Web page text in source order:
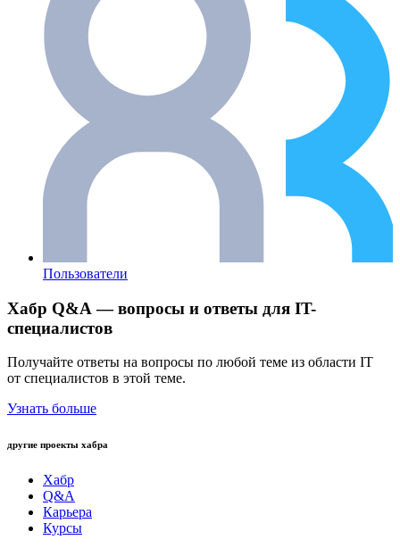
Пользователи
Хабр Q&A — вопросы и ответы для IT-
специалистов
Получайте ответы на вопросы по любой теме из области IT
от специалистов в этой теме.
Узнать больше
другие проекты хабра
Хабр
Q&A
Карьера
Курсы